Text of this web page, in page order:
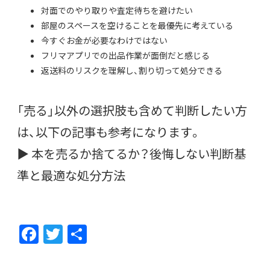
対面でのやり取りや査定待ちを避けたい
部屋のスペースを空けることを最優先に考えている
今すぐお金が必要なわけではない
フリマアプリでの出品作業が面倒だと感じる
返送料のリスクを理解し、割り切って処分できる
「売る」以外の選択肢も含めて判断したい方
は、以下の記事も参考になります。
▶ 本を売るか捨てるか？後悔しない判断基
準と最適な処分方法
F
ac
T
w